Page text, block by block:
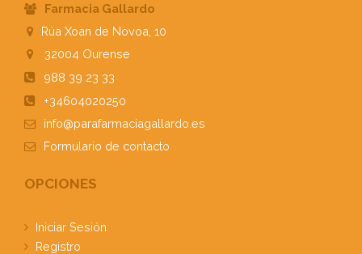
Farmacia Gallardo
Rúa Xoan de Novoa, 10
32004 Ourense
988 39 23 33
+34604020250
info@parafarmaciagallardo.es
Formulario de contacto
OPCIONES
Iniciar Sesión
Registro